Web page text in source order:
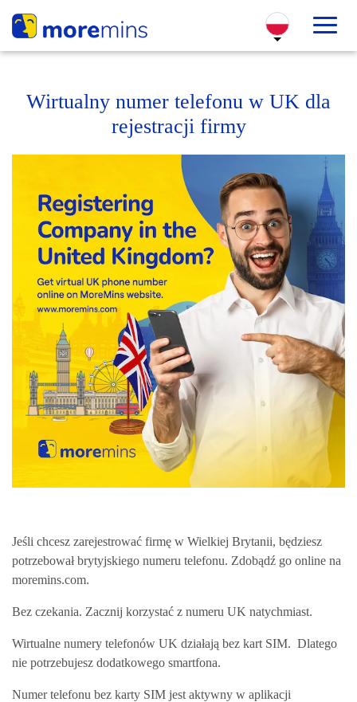
Wirtualny numer telefonu w UK dla
rejestracji firmy
Jeśli chcesz zarejestrować firmę w Wielkiej Brytanii, będziesz
potrzebował brytyjskiego numeru telefonu. Zdobądź go online na
moremins.com.
Bez czekania. Zacznij korzystać z numeru UK natychmiast.
Wirtualne numery telefonów UK działają bez kart SIM. Dlatego
nie potrzebujesz dodatkowego smartfona.
Numer telefonu bez karty SIM jest aktywny w aplikacji